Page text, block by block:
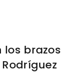
los brazos